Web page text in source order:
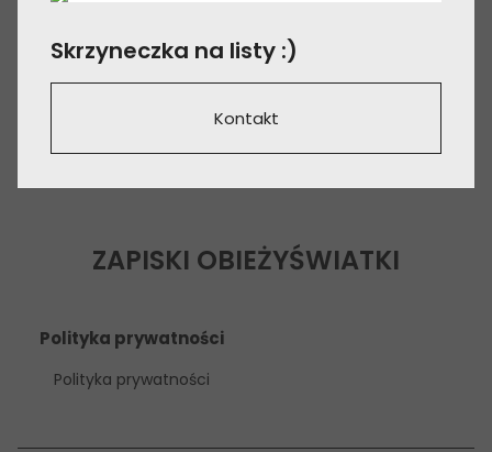
Skrzyneczka na listy :)
Kontakt
ZAPISKI OBIEŻYŚWIATKI
Polityka prywatności
Polityka prywatności